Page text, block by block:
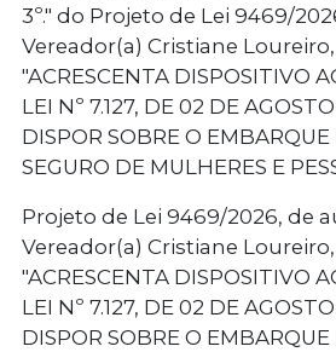
3º." do Projeto de Lei 9469/
Vereador(a) Cristiane
"ACRESCENTA DISPOSITIVO
LEI Nº 7.127, DE 02 DE
DISPOR SOBRE O
SEGURO DE MULHERES E
Projeto de Lei 9469/2026, de
Vereador(a) Cristiane
"ACRESCENTA DISPOSITIVO
LEI Nº 7.127, DE 02 DE
DISPOR SOBRE O